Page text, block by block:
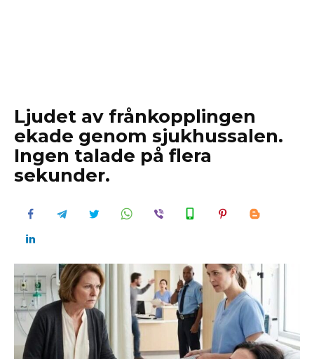
Ljudet av frånkopplingen
ekade genom sjukhussalen.
Ingen talade på flera
sekunder.